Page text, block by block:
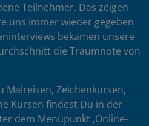
Teilnehmer. Das zeigen
uns immer wieder gegeben
bekamen unsere
die Traumnote von
Malreisen, Zeichenkursen,
Kursen findest Du in der
dem Menüpunkt ‚Online-